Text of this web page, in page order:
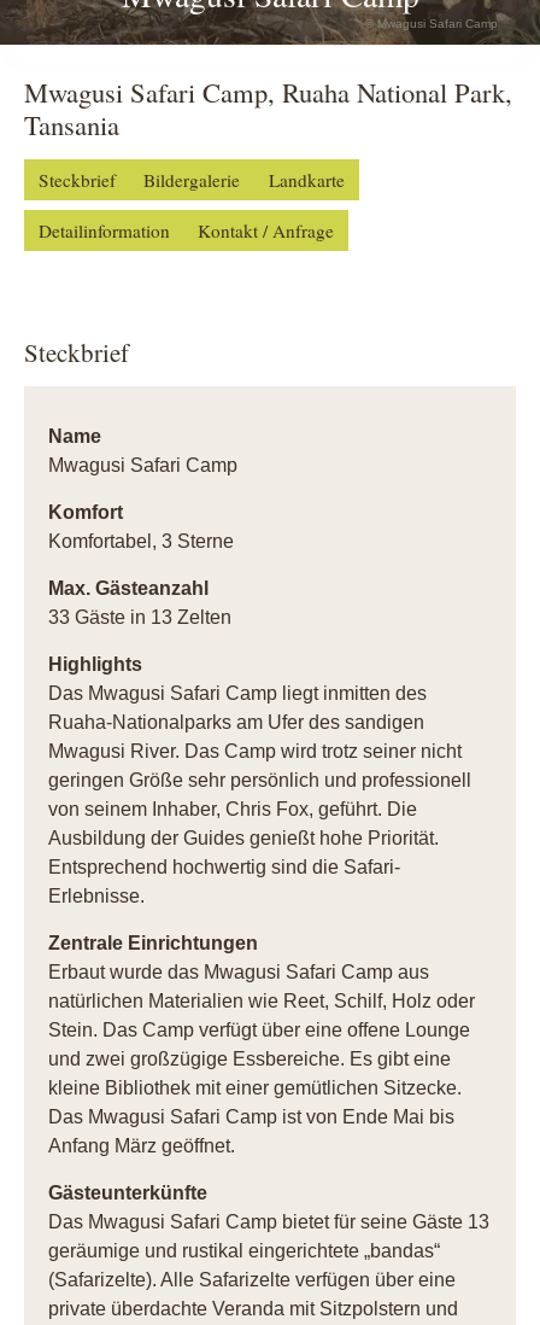
© Mwagusi Safari Camp
Mwagusi Safari Camp, Ruaha National Park,
Tansania
Steckbrief Bildergalerie Landkarte
Detailinformation Kontakt / Anfrage
Steckbrief
Name
Mwagusi Safari Camp
Komfort
Komfortabel, 3 Sterne
Max. Gästeanzahl
33 Gäste in 13 Zelten
Highlights
Das Mwagusi Safari Camp liegt inmitten des
Ruaha-Nationalparks am Ufer des sandigen
Mwagusi River. Das Camp wird trotz seiner nicht
geringen Größe sehr persönlich und professionell
von seinem Inhaber, Chris Fox, geführt. Die
Ausbildung der Guides genießt hohe Priorität.
Entsprechend hochwertig sind die Safari-
Erlebnisse.
Zentrale Einrichtungen
Erbaut wurde das Mwagusi Safari Camp aus
natürlichen Materialien wie Reet, Schilf, Holz oder
Stein. Das Camp verfügt über eine offene Lounge
und zwei großzügige Essbereiche. Es gibt eine
kleine Bibliothek mit einer gemütlichen Sitzecke.
Das Mwagusi Safari Camp ist von Ende Mai bis
Anfang März geöffnet.
Gästeunterkünfte
Das Mwagusi Safari Camp bietet für seine Gäste 13
geräumige und rustikal eingerichtete „bandas“
(Safarizelte). Alle Safarizelte verfügen über eine
private überdachte Veranda mit Sitzpolstern und